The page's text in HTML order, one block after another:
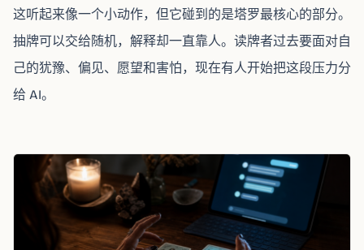
这听起来像一个小动作，但它碰到的是塔罗最核心的部分。
抽牌可以交给随机，解释却一直靠人。读牌者过去要面对自
己的犹豫、偏见、愿望和害怕，现在有人开始把这段压力分
给 AI。